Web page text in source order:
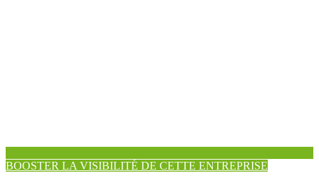
BOOSTER LA VISIBILITÉ DE CETTE ENTREPRISE